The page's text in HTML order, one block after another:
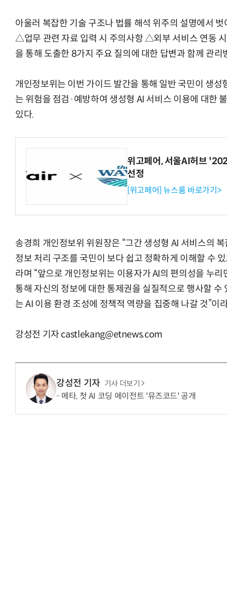
아울러 복잡한 기술 구조나 법률 해석 위주의 설명에서
△업무 관련 자료 입력 시 주의사항 △외부 서비스 연동
을 통해 도출한 8가지 주요 질의에 대한 답변과 함께 관리
개인정보위는 이번 가이드 발간을 통해 일반 국민이 생성
는 위험을 점검·예방하여 생성형 AI 서비스 이용에 대한
있다.
위고페어, 서울AI허브
선정
[위고페어] 뉴스룸 바로가기>
송경희 개인정보위 위원장은 “그간 생성형 AI 서비스의
정보 처리 구조를 국민이 보다 쉽고 정확하게 이해할 수
라며 “앞으로 개인정보위는 이용자가 AI의 편의성을 누
통해 자신의 정보에 대한 통제권을 실질적으로 행사할 수
는 AI 이용 환경 조성에 정책적 역량을 집중해 나갈 것”이
강성전 기자 castlekang@etnews.com
강성전 기자 기사 더보기
메타, 첫 AI 코딩 에이전트 '뮤즈코드' 공개